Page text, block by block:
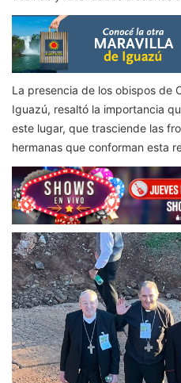
La presencia de los obispos de
Iguazú, resaltó la importancia
este lugar, que trasciende las
hermanas que conforman esta